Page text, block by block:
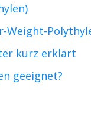
Weight-
kurz erklärt
geeignet?